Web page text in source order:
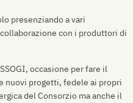
presenziando a vari
con i produttori di
occasione per fare il
nuovi progetti, fedele ai propri
del Consorzio ma anche il